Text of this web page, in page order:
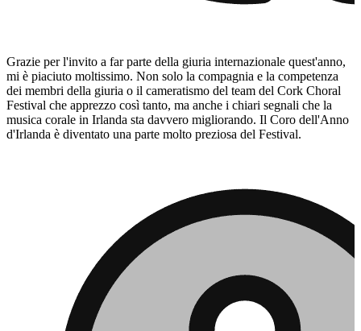
Grazie per l'invito a far parte della giuria internazionale quest'anno,
mi è piaciuto moltissimo. Non solo la compagnia e la competenza
dei membri della giuria o il cameratismo del team del Cork Choral
Festival che apprezzo così tanto, ma anche i chiari segnali che la
musica corale in Irlanda sta davvero migliorando. Il Coro dell'Anno
d'Irlanda è diventato una parte molto preziosa del Festival.